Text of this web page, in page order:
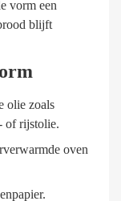
vorm een
blijft
olie zoals
of rijstolie.
oven